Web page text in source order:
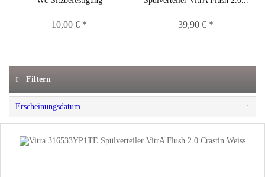
10,00 € * 39,90 € *
Filtern